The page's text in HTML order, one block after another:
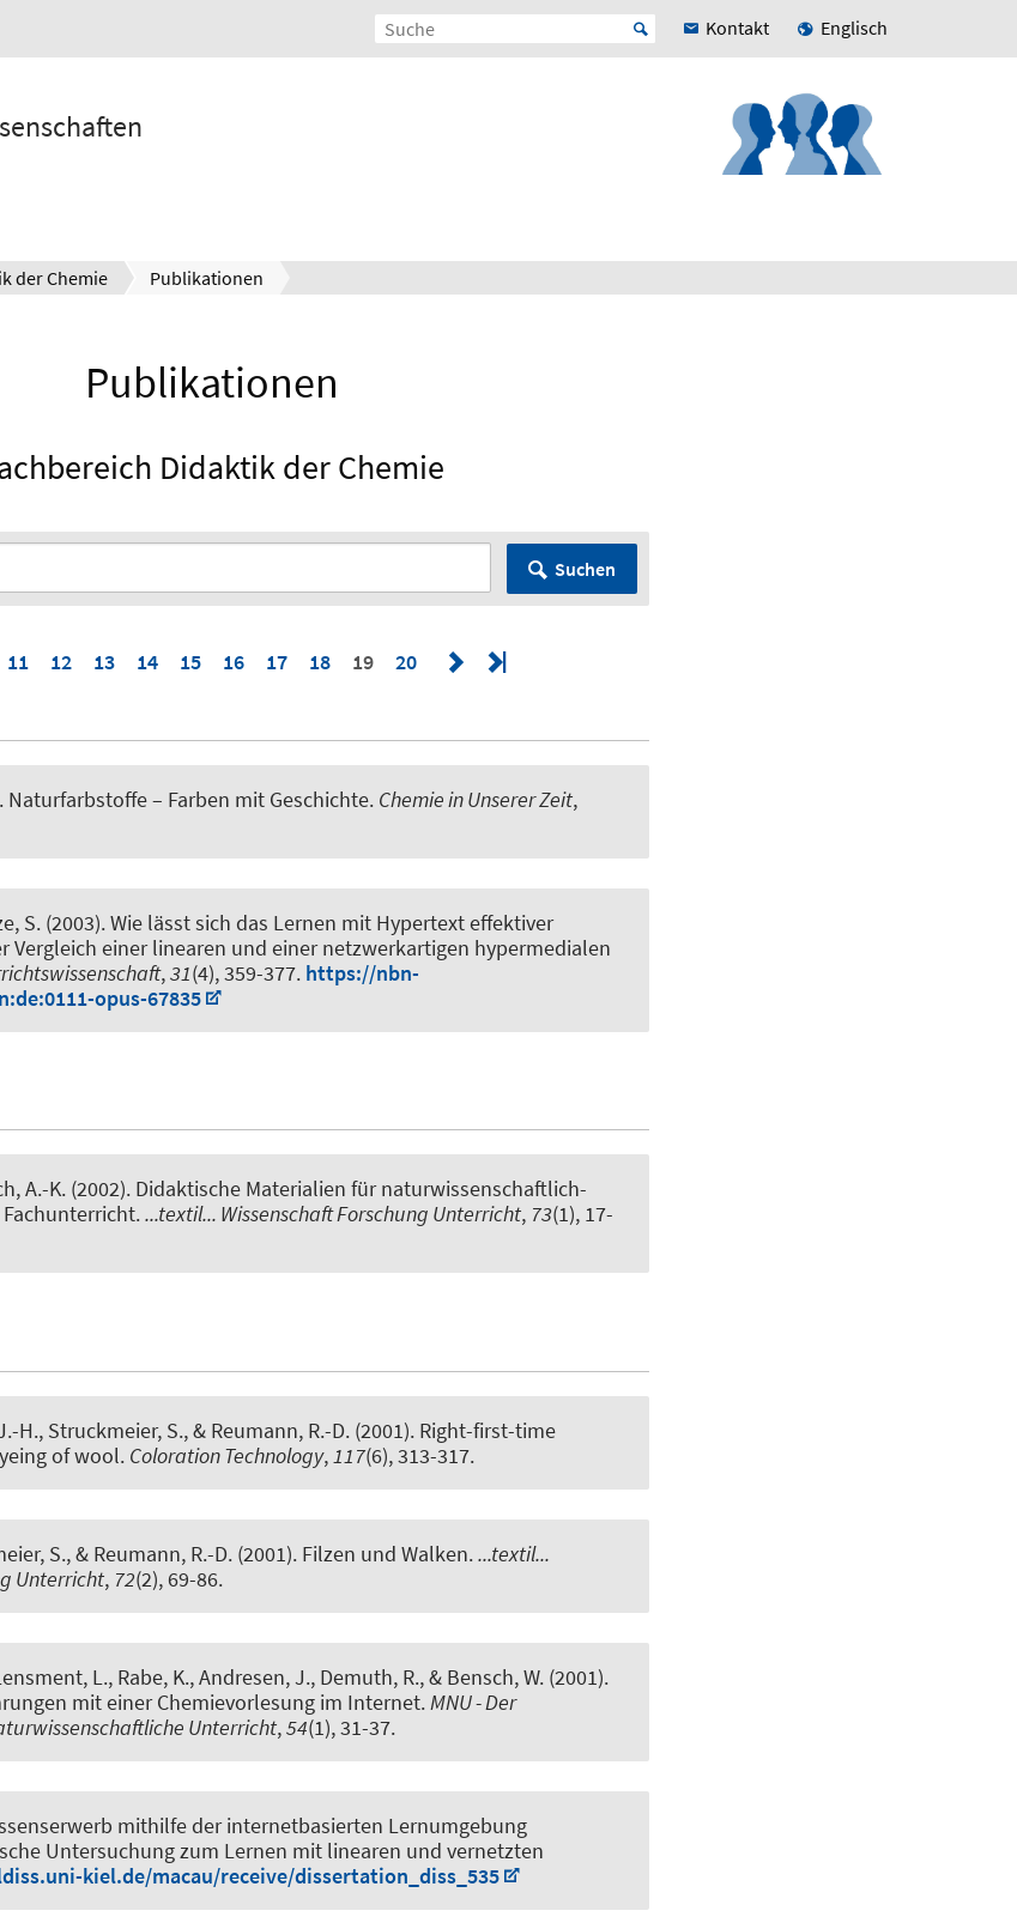
Kontakt Englisch
der Chemie Publikationen
Publikationen
Didaktik der Chemie
Suchen
11 12 13 14 15 16 17 18 19 20
Naturfarbstoffe – Farben mit Geschichte. Chemie in Unserer Zeit,
S. (2003).Wie lässt sich das Lernen mit Hypertext effektiver
Vergleich einer linearen und einer netzwerkartigen hypermedialen
,31(4), 359-377. https://nbn-
opus-67835
A.-K. (2002). Didaktische Materialien für naturwissenschaftlich-
....textil... Wissenschaft Forschung Unterricht, 73(1), 17-
H., Struckmeier, S., & Reumann, R.-D. (2001). Right-first-time
of wool. Coloration Technology, 117(6), 313-317.
S., & Reumann, R.-D. (2001). Filzen und Walken....textil...
Unterricht, 72(2), 69-86.
L., Rabe, K., Andresen, J., Demuth, R., & Bensch, W. (2001).
mit einer Chemievorlesung im Internet.MNU - Der
Unterricht,54(1), 31-37.
mithilfe der internetbasierten Lernumgebung
Untersuchung zum Lernen mit linearen und vernetzten
kiel.de/macau/receive/dissertation_diss_535